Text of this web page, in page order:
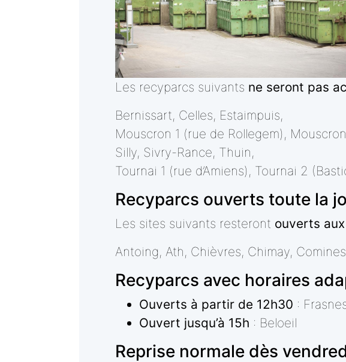
Les recyparcs suivants ne seront pas
Bernissart, Celles, Estaimpuis,
Mouscron 1 (rue de Rollegem),
Silly, Sivry-Rance, Thuin,
Tournai 1 (rue d’Amiens), Tournai 2
Recyparcs ouverts toute la
Les sites suivants resteront ouverts
Antoing, Ath, Chièvres, Chimay,
Recyparcs avec horaires
Ouverts à partir de 12h30 :
Ouvert jusqu’à 15h : Beloeil
Reprise normale dès